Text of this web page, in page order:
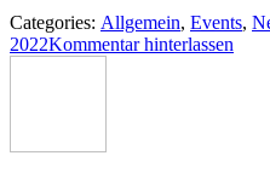
Categories: Allgemein, Events,
2022Kommentar hinterlassen